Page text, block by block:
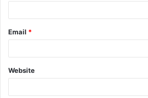
Email *
Website